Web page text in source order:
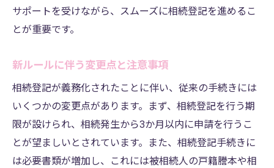
サポートを受けながら、スムーズに相続登記を進めるこ
とが重要です。
新ルールに伴う変更点と注意事項
相続登記が義務化されたことに伴い、従来の手続きには
いくつかの変更点があります。まず、相続登記を行う期
限が設けられ、相続発生から3か月以内に申請を行うこ
とが望ましいとされています。また、相続登記手続きに
は必要書類が増加し、これには被相続人の戸籍謄本や相